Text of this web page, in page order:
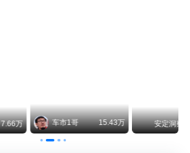
7.66万 车市1哥 15.43万 安定洞察